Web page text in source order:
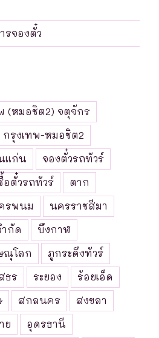
รจองตั๋ว
(หมอชิต2) จตุจักร
กรุงเทพ-หมอชิต2
แก่น
จองตั๋วรถทัวร์
อตั๋วรถทัวร์
ตาก
รพนม
นครราชสีมา
กัด
บึงกาฬ
ณุโลก
ภูกระดึงทัวร์
ธร ระยอง
ร้อยเอ็ด
สกลนคร
สงขลา
ย
อุดรธานี